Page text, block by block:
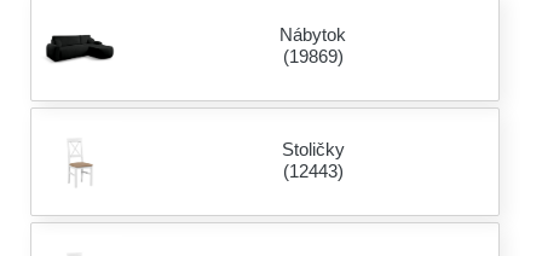
Nábytok
(19869)
Stoličky
(12443)